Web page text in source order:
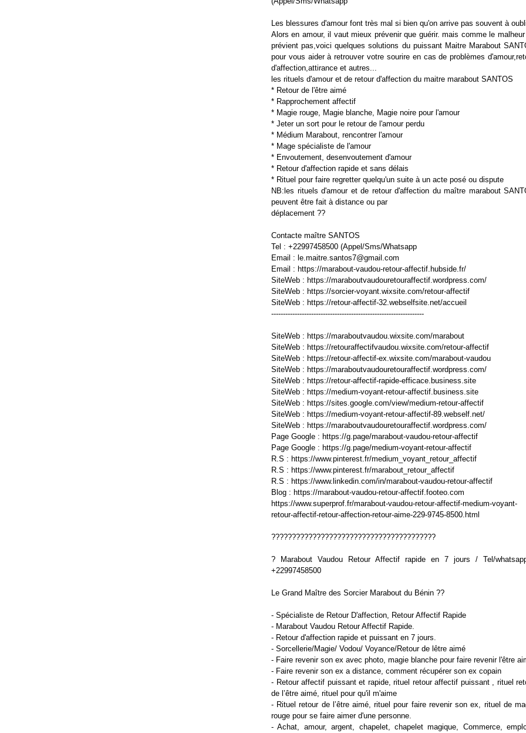
Les blessures d'amour font très mal si bien qu'on arrive pas souvent à
Alors en amour, il vaut mieux prévenir que guérir. mais comme le
prévient pas,voici quelques solutions du puissant Maitre Marabout
pour vous aider à retrouver votre sourire en cas de problèmes
d'affection,attirance et autres...
les rituels d'amour et de retour d'affection du maitre marabout SANTOS
* Retour de l'être aimé
* Rapprochement affectif
* Magie rouge, Magie blanche, Magie noire pour l'amour
* Jeter un sort pour le retour de l'amour perdu
* Médium Marabout, rencontrer l'amour
* Mage spécialiste de l'amour
* Envoutement, desenvoutement d'amour
* Retour d'affection rapide et sans délais
* Rituel pour faire regretter quelqu'un suite à un acte posé ou dispute
NB:les rituels d'amour et de retour d'affection du maître marabout
peuvent être fait à distance ou par
déplacement ??
Contacte maître SANTOS
Tel : +22997458500 (Appel/Sms/Whatsapp
Email : le.maitre.santos7@gmail.com
Email : https://marabout-vaudou-retour-affectif.hubside.fr/
SiteWeb : https://maraboutvaudouretouraffectif.wordpress.com/
SiteWeb : https://sorcier-voyant.wixsite.com/retour-affectif
SiteWeb : https://retour-affectif-32.webselfsite.net/accueil
-----------------------------------------------------------------
SiteWeb : https://maraboutvaudou.wixsite.com/marabout
SiteWeb : https://retouraffectifvaudou.wixsite.com/retour-affectif
SiteWeb : https://retour-affectif-ex.wixsite.com/marabout-vaudou
SiteWeb : https://maraboutvaudouretouraffectif.wordpress.com/
SiteWeb : https://retour-affectif-rapide-efficace.business.site
SiteWeb : https://medium-voyant-retour-affectif.business.site
SiteWeb : https://sites.google.com/view/medium-retour-affectif
SiteWeb : https://medium-voyant-retour-affectif-89.webself.net/
SiteWeb : https://maraboutvaudouretouraffectif.wordpress.com/
Page Google : https://g.page/marabout-vaudou-retour-affectif
Page Google : https://g.page/medium-voyant-retour-affectif
R.S : https://www.pinterest.fr/medium_voyant_retour_affectif
R.S : https://www.pinterest.fr/marabout_retour_affectif
R.S : https://www.linkedin.com/in/marabout-vaudou-retour-affectif
Blog : https://marabout-vaudou-retour-affectif.footeo.com
https://www.superprof.fr/marabout-vaudou-retour-affectif-medium-voyant-
retour-affectif-retour-affection-retour-aime-229-9745-8500.html
????????????????????????????????????????
? Marabout Vaudou Retour Affectif rapide en 7 jours / Tel/
+22997458500
Le Grand Maître des Sorcier Marabout du Bénin ??
- Spécialiste de Retour D'affection, Retour Affectif Rapide
- Marabout Vaudou Retour Affectif Rapide.
- Retour d'affection rapide et puissant en 7 jours.
- Sorcellerie/Magie/ Vodou/ Voyance/Retour de lêtre aimé
- Faire revenir son ex avec photo, magie blanche pour faire revenir l'être
- Faire revenir son ex a distance, comment récupérer son ex copain
- Retour affectif puissant et rapide, rituel retour affectif puissant , rituel
de l’être aimé, rituel pour qu'il m'aime
- Rituel retour de l’être aimé, rituel pour faire revenir son ex, rituel de
rouge pour se faire aimer d'une personne.
- Achat, amour, argent, chapelet, chapelet magique, Commerce,